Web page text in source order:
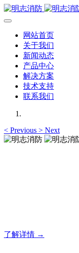
网站首页
关于我们
新闻动态
产品中心
解决方案
技术支持
联系我们
< Previous > Next
了解详情 →